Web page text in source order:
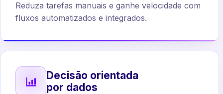
Reduza tarefas manuais e ganhe velocidade com
fluxos automatizados e integrados.
Decisão orientada
por dados